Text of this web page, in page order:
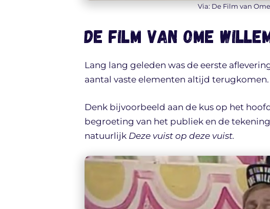
Via: De Film van
De film van Ome
Lang lang geleden was de eerste
aantal vaste elementen altijd terugkomen.
Denk bijvoorbeeld aan de kus op het
begroeting van het publiek en de
natuurlijk Deze vuist op deze vuist.